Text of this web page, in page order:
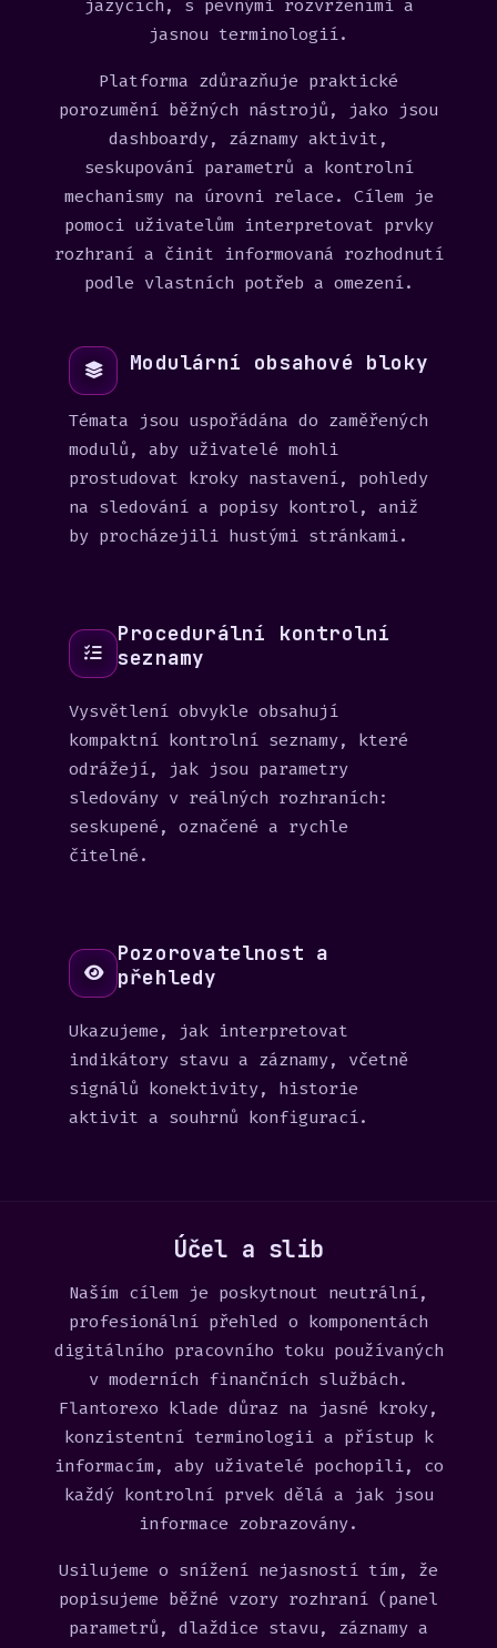
jazycích, s pevnými rozvrženími a
jasnou terminologií.
Platforma zdůrazňuje praktické
porozumění běžných nástrojů, jako jsou
dashboardy, záznamy aktivit,
seskupování parametrů a kontrolní
mechanismy na úrovni relace. Cílem je
pomoci uživatelům interpretovat prvky
rozhraní a činit informovaná rozhodnutí
podle vlastních potřeb a omezení.
Modulární obsahové bloky
Témata jsou uspořádána do zaměřených
modulů, aby uživatelé mohli
prostudovat kroky nastavení, pohledy
na sledování a popisy kontrol, aniž
by procházejili hustými stránkami.
Procedurální kontrolní
seznamy
Vysvětlení obvykle obsahují
kompaktní kontrolní seznamy, které
odrážejí, jak jsou parametry
sledovány v reálných rozhraních:
seskupené, označené a rychle
čitelné.
Pozorovatelnost a
přehledy
Ukazujeme, jak interpretovat
indikátory stavu a záznamy, včetně
signálů konektivity, historie
aktivit a souhrnů konfigurací.
Účel a slib
Naším cílem je poskytnout neutrální,
profesionální přehled o komponentách
digitálního pracovního toku používaných
v moderních finančních službách.
Flantorexo klade důraz na jasné kroky,
konzistentní terminologii a přístup k
informacím, aby uživatelé pochopili, co
každý kontrolní prvek dělá a jak jsou
informace zobrazovány.
Usilujeme o snížení nejasností tím, že
popisujeme běžné vzory rozhraní (panel
parametrů, dlaždice stavu, záznamy a